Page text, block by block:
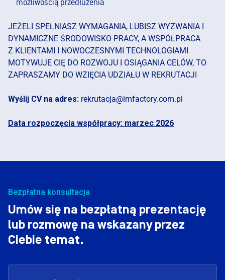
możliwością przedłużenia
JEŻELI SPEŁNIASZ WYMAGANIA, LUBISZ WYZWANIA I
DYNAMICZNE ŚRODOWISKO PRACY, A WSPÓŁPRACA
Z KLIENTAMI I NOWOCZESNYMI TECHNOLOGIAMI
MOTYWUJE CIĘ DO ROZWOJU I OSIĄGANIA CELÓW, TO
ZAPRASZAMY DO WZIĘCIA UDZIAŁU W REKRUTACJI
Wyślij CV na adres: rekrutacja@imfactory.com.pl
Data rozpoczęcia współpracy: marzec 2026
Bezpłatna konsultacja
Umów się na bezpłatną prezentację
lub rozmowę na wskazany przez
Ciebie temat.